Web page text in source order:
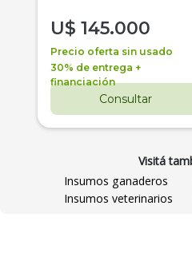
U$ 145.000
Precio oferta sin usado
30% de entrega +
financiación
Consultar
Visitá
Insumos ganaderos
Insumos veterinarios